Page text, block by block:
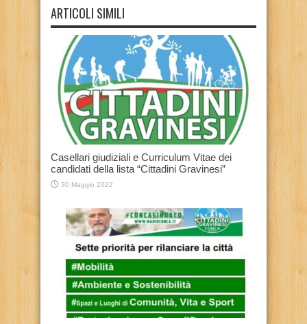
ARTICOLI SIMILI
Casellari giudiziali e Curriculum Vitae dei
candidati della lista “Cittadini Gravinesi”
30 Maggio 2022